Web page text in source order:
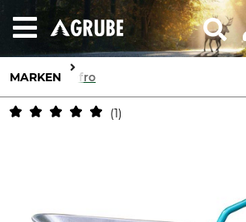
MARKEN Mefro
1